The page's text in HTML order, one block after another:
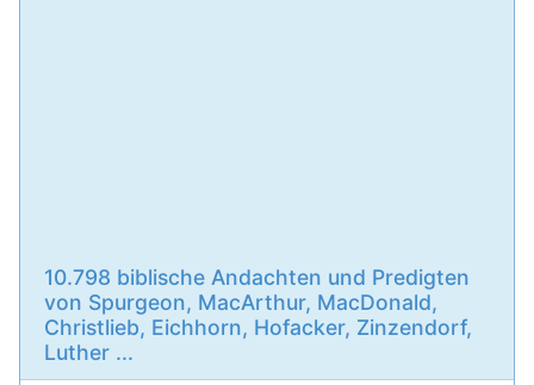
10.798 biblische Andachten und Predigten
von Spurgeon, MacArthur, MacDonald,
Christlieb, Eichhorn, Hofacker, Zinzendorf,
Luther ...